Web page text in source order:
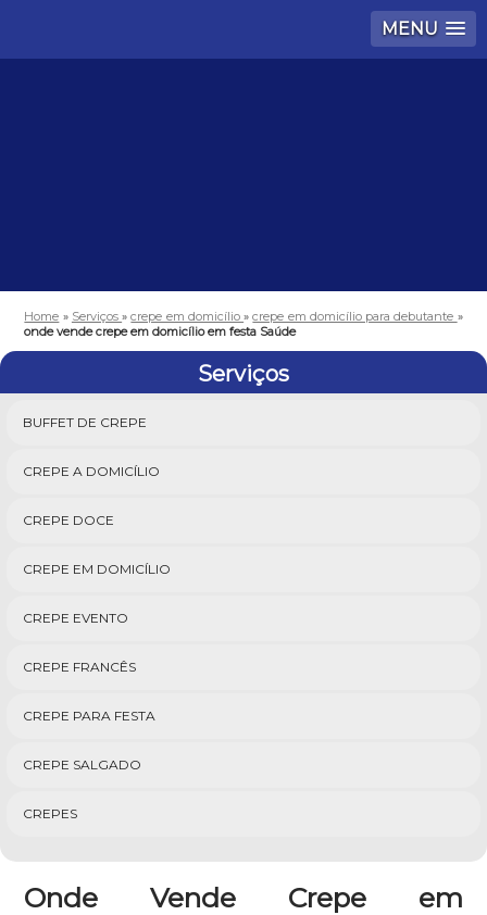
MENU
Home » Serviços»crepe em domicílio»crepe em domicílio para debutante »
onde vende crepe em domicílio em festa Saúde
Serviços
BUFFET DE CREPE
CREPE A DOMICÍLIO
CREPE DOCE
CREPE EM DOMICÍLIO
CREPE EVENTO
CREPE FRANCÊS
CREPE PARA FESTA
CREPE SALGADO
CREPES
Onde Vende Crepe em